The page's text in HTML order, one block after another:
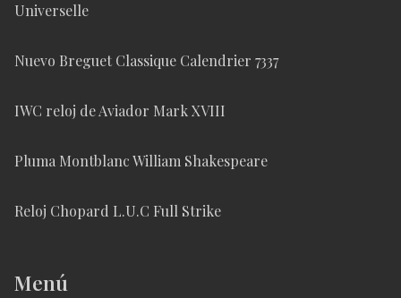
Universelle
Nuevo Breguet Classique Calendrier 7337
IWC reloj de Aviador Mark XVIII
Pluma Montblanc William Shakespeare
Reloj Chopard L.U.C Full Strike
Menú